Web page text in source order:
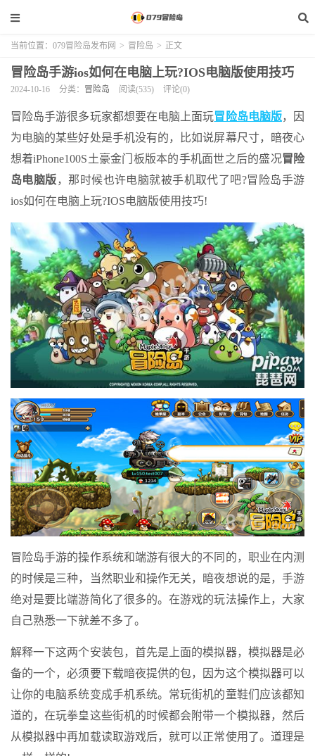
当前位置： 079冒险岛发布网 > 冒险岛 > 正文
冒险岛手游ios如何在电脑上玩?IOS电脑版使用技巧
2024-10-16 分类： 冒险岛 阅读(535) 评论(0)
冒险岛手游很多玩家都想要在电脑上面玩冒险岛电脑版，因
为电脑的某些好处是手机没有的，比如说屏幕尺寸，暗夜心
想着iPhone100S土豪金门板版本的手机面世之后的盛况冒险
岛电脑版，那时候也许电脑就被手机取代了吧?冒险岛手游
ios如何在电脑上玩?IOS电脑版使用技巧!
冒险岛手游的操作系统和端游有很大的不同的，职业在内测
的时候是三种，当然职业和操作无关，暗夜想说的是，手游
绝对是要比端游简化了很多的。在游戏的玩法操作上，大家
自己熟悉一下就差不多了。
解释一下这两个安装包，首先是上面的模拟器，模拟器是必
备的一个，必须要下载暗夜提供的包，因为这个模拟器可以
让你的电脑系统变成手机系统。常玩街机的童鞋们应该都知
道的，在玩拳皇这些街机的时候都会附带一个模拟器，然后
从模拟器中再加载读取游戏后，就可以正常使用了。道理是